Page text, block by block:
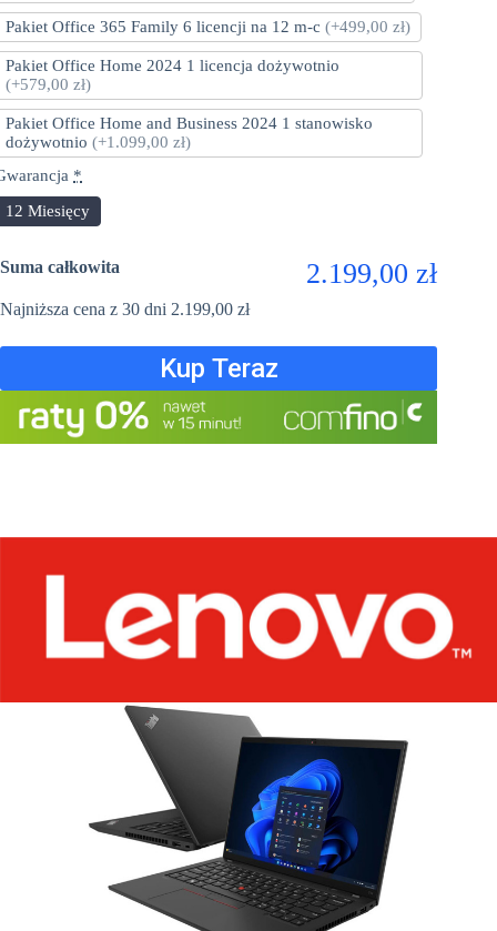
Pakiet Office 365 Family 6 licencji na 12 m-c (+499,00 zł)
Pakiet Office Home 2024 1 licencja dożywotnio
(+579,00 zł)
Pakiet Office Home and Business 2024 1 stanowisko
dożywotnio (+1.099,00 zł)
*
12 Miesięcy
Suma całkowita 2.199,00 zł
Najniższa cena z 30 dni 2.199,00 zł
Kup Teraz